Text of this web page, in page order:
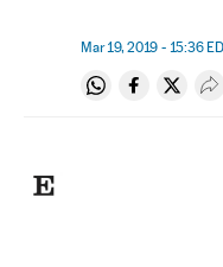
Mar 19, 2019 - 15:36
Compartir en